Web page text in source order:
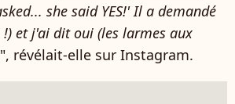
she said YES!' Il a demandé
et j'ai dit oui (les larmes aux
", révélait-elle sur Instagram.